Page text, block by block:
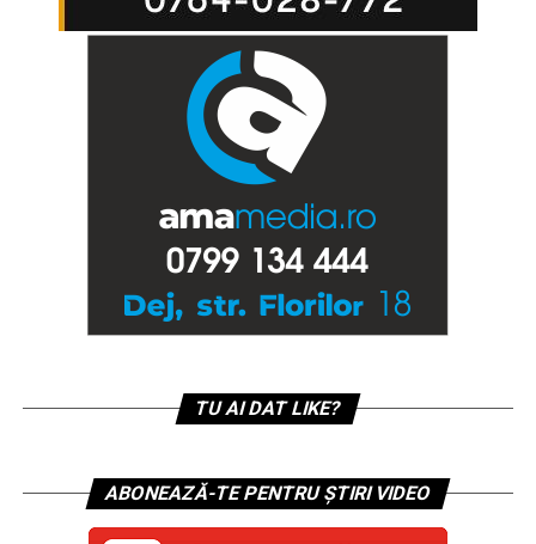
TU AI DAT LIKE?
ABONEAZĂ-TE PENTRU ȘTIRI VIDEO